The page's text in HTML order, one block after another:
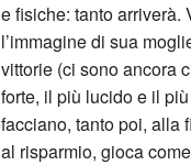
e fisiche: tanto arriverà.
l’immagine di sua
vittorie (ci sono ancora
forte, il più lucido e il
facciano, tanto poi, alla
al risparmio, gioca